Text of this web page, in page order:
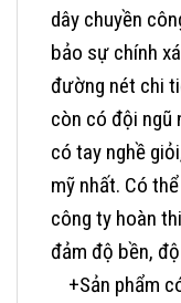
dây chuyền
bảo sự chính
đường nét chi
còn có đội ngũ
có tay nghề
mỹ nhất. Có
công ty hoàn
đảm độ bền,
+Sản phẩm